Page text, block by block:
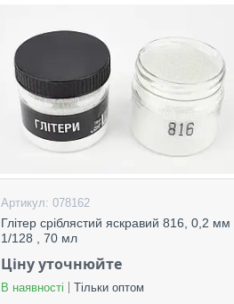
078162
Глітер сріблястий яскравий 816, 0,2 мм
1/128 , 70 мл
Ціну уточнюйте
В наявності Тільки оптом